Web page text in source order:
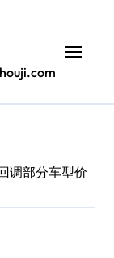
调部分车型价